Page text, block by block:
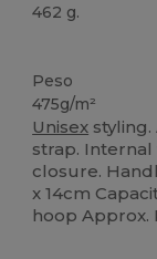
462 g.
Peso
475g/m²
Unisex
strap.
closure.
x 14cm
hoop Approx.